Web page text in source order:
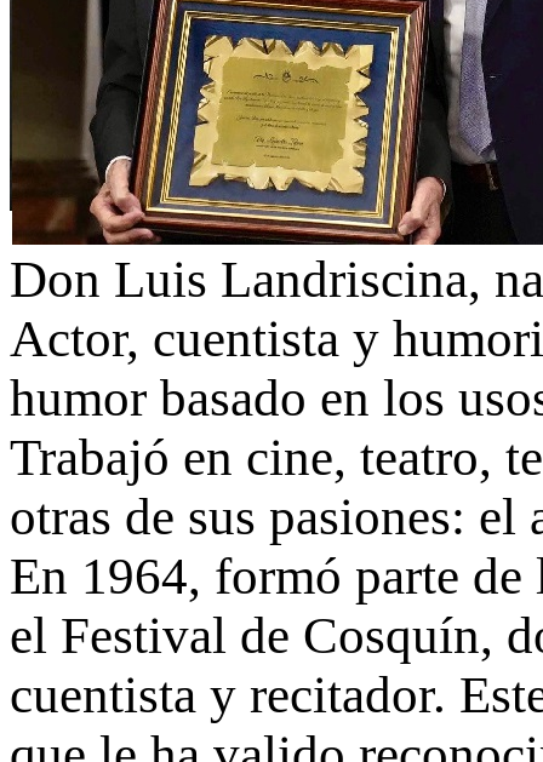
Don Luis Landriscina,
Actor, cuentista y
humor basado en los
Trabajó en cine, teatro,
otras de sus pasiones:
En 1964, formó parte
el Festival de Cosquín,
cuentista y recitador.